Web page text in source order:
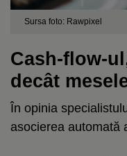
Sursa foto: Rawpixel
Cash-flow-
decât
În opinia
asocierea automată